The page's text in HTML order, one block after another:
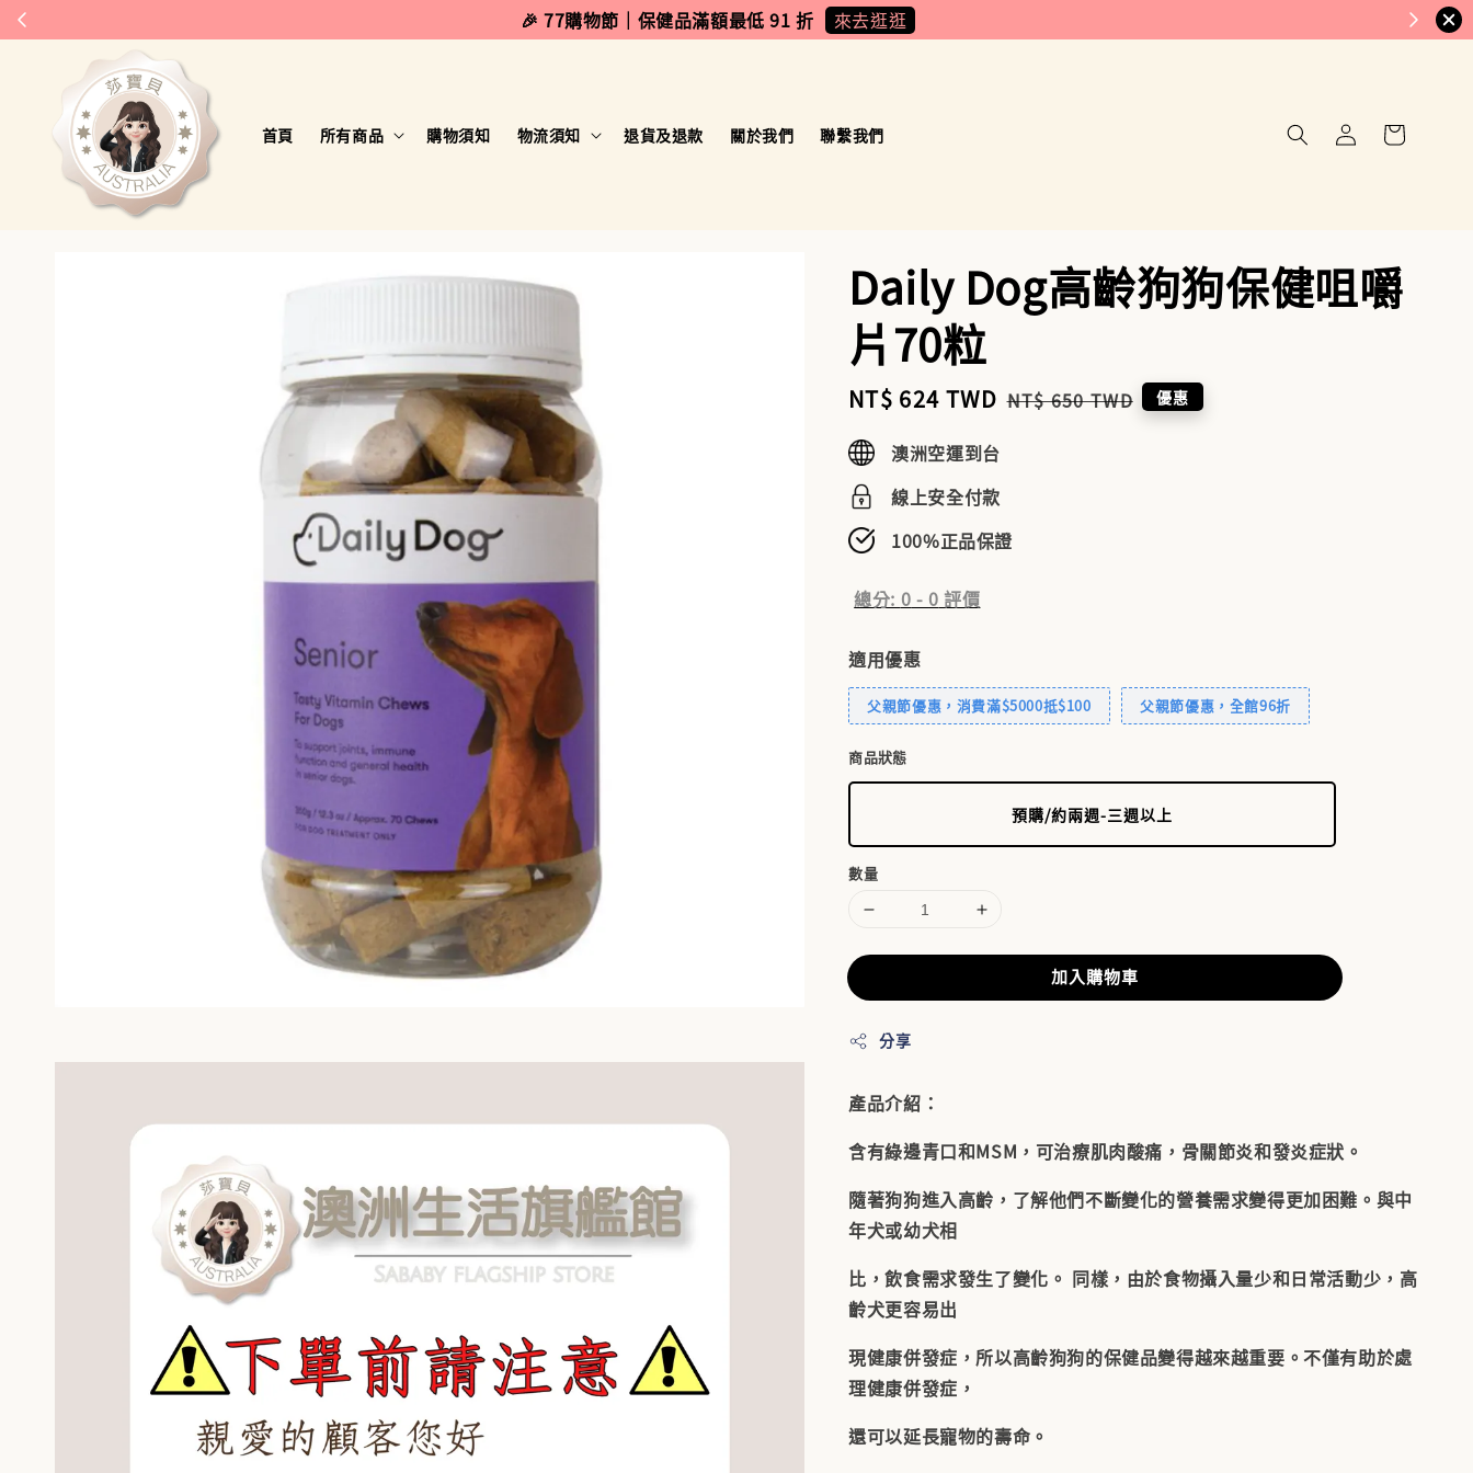
🎉 77購物節｜保健品滿額最低 91 折 來去逛逛
首頁 所有商品 購物須知 物流須知 退貨及退款 關於我們 聯繫我們
Daily Dog高齡狗狗保健咀嚼
片70粒
Sale
price
NT$ 624 TWD Regular
NT$ 650 TWD 優惠
澳洲空運到台
線上安全付款
100%正品保證
總分: 0 - 0 評價
適用優惠
父親節優惠，消費滿$5000抵$100 父親節優惠，全館96折
商品狀態
預購/約兩週-三週以上
數量
加入購物車
分享
產品介紹：
含有綠邊青口和MSM，可治療肌肉酸痛，骨關節炎和發炎症狀。
隨著狗狗進入高齡，了解他們不斷變化的營養需求變得更加困難。與中
年犬或幼犬相
比，飲食需求發生了變化。 同樣，由於食物攝入量少和日常活動少，高
齡犬更容易出
現健康併發症，所以高齡狗狗的保健品變得越來越重要。不僅有助於處
理健康併發症，
還可以延長寵物的壽命。